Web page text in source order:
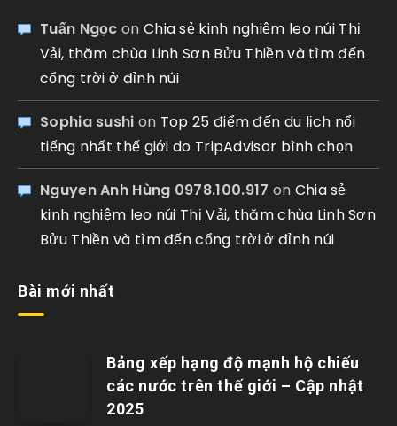
Tuấn Ngọc on Chia sẻ kinh nghiệm leo núi Thị
Vải, thăm chùa Linh Sơn Bửu Thiền và tìm đến
cổng trời ở đỉnh núi
Sophia sushi on Top 25 điểm đến du lịch nổi
tiếng nhất thế giới do TripAdvisor bình chọn
Nguyen Anh Hùng 0978.100.917 on Chia sẻ
kinh nghiệm leo núi Thị Vải, thăm chùa Linh Sơn
Bửu Thiền và tìm đến cổng trời ở đỉnh núi
Bài mới nhất
Bảng xếp hạng độ mạnh hộ chiếu
các nước trên thế giới – Cập nhật
2025